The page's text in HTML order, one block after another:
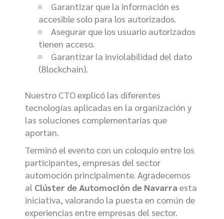
Garantizar que la información es
accesible solo para los autorizados.
Asegurar que los usuario autorizados
tienen acceso.
Garantizar la inviolabilidad del dato
(Blockchain).
Nuestro CTO explicó las diferentes
tecnologías aplicadas en la organización y
las soluciones complementarias que
aportan.
Terminó el evento con un coloquio entre los
participantes, empresas del sector
automoción principalmente. Agradecemos
al Clúster de Automoción de Navarra esta
iniciativa, valorando la puesta en común de
experiencias entre empresas del sector.